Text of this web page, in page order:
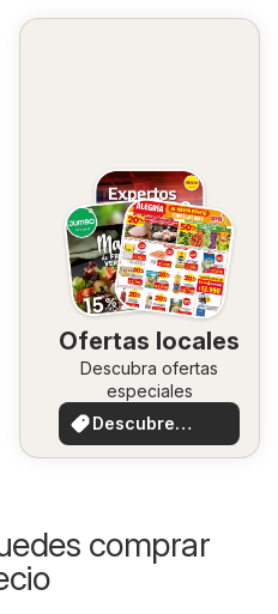
Ofertas locales
Descubra ofertas
especiales
Descubre
ofertas
comprar